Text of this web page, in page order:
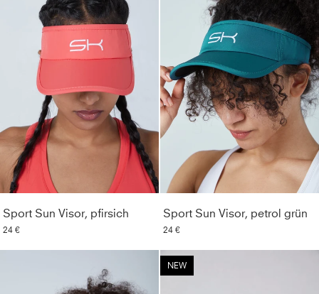
Sport Sun Visor, pfirsich
24 €
Sport Sun Visor, petrol grün
24 €
NEW